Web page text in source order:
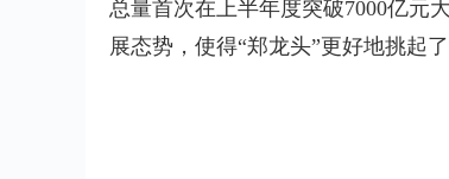
总量首次在上半年度突破7000亿元
展态势，使得“郑龙头”更好地挑起